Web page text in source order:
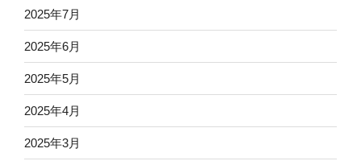
2025年7月
2025年6月
2025年5月
2025年4月
2025年3月